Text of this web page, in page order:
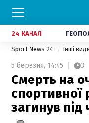
24 КАНАЛ
Sport News 24 Інші
5 березня, 14:45 3
Смерть на
спортивної
загинув під